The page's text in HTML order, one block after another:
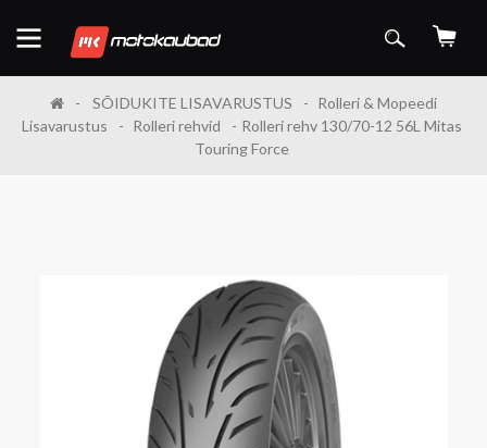
SÕIDUKITE LISAVARUSTUS
Rolleri & Mopeedi
Lisavarustus
Rolleri rehvid
Rolleri rehv 130/70-12 56L Mitas
Touring Force